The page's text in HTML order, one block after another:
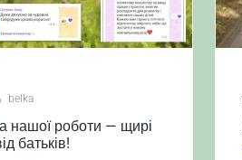
belka
нашої роботи — щирі
батьків!